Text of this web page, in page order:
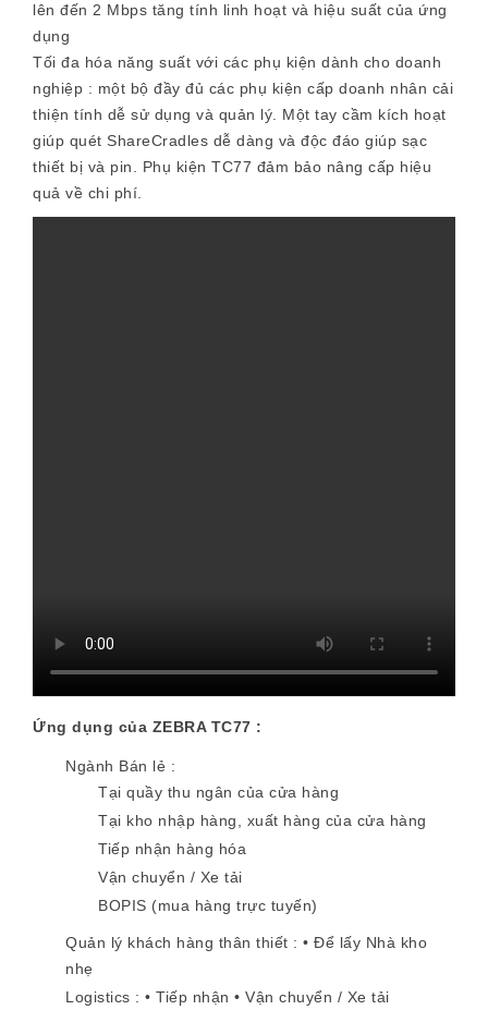
lên đến 2 Mbps tăng tính linh hoạt và hiệu suất của ứng
dụng
Tối đa hóa năng suất với các phụ kiện dành cho doanh
nghiệp : một bộ đầy đủ các phụ kiện cấp doanh nhân cải
thiện tính dễ sử dụng và quản lý. Một tay cầm kích hoạt
giúp quét ShareCradles dễ dàng và độc đáo giúp sạc
thiết bị và pin. Phụ kiện TC77 đảm bảo nâng cấp hiệu
quả về chi phí.
Ứng dụng của ZEBRA TC77 :
Ngành Bán lẻ :
Tại quầy thu ngân của cửa hàng
Tại kho nhập hàng, xuất hàng của cửa hàng
Tiếp nhận hàng hóa
Vận chuyển / Xe tải
BOPIS (mua hàng trực tuyến)
Quản lý khách hàng thân thiết : • Để lấy Nhà kho
nhẹ
Logistics : • Tiếp nhận • Vận chuyển / Xe tải